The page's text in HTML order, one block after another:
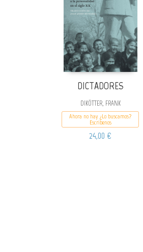
DICTADORES
DIKÖTTER, FRANK
Ahora no hay ¿Lo buscamos?
Escribenos
24,00 €